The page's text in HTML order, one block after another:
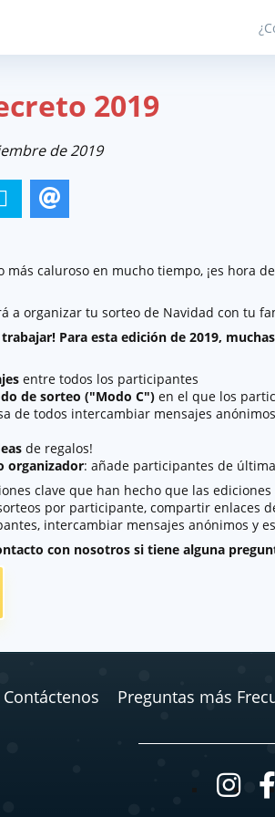
2019
de 2019
más caluroso en mucho tiempo, ¡es hora
a organizar tu sorteo de Navidad con tu
Para esta edición de 2019,
entre todos los participantes
de sorteo ("Modo C") en el que los
de todos intercambiar mensajes
de regalos!
organizador: añade participantes de
clave que han hecho que las
por participante, compartir enlaces
intercambiar mensajes anónimos y
con nosotros si tiene alguna
Contáctenos Preguntas más